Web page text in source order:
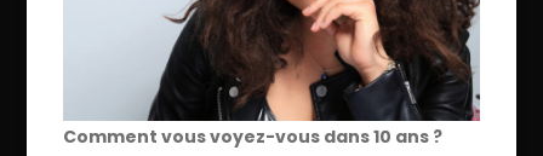
Comment vous voyez-vous dans 10 ans ?